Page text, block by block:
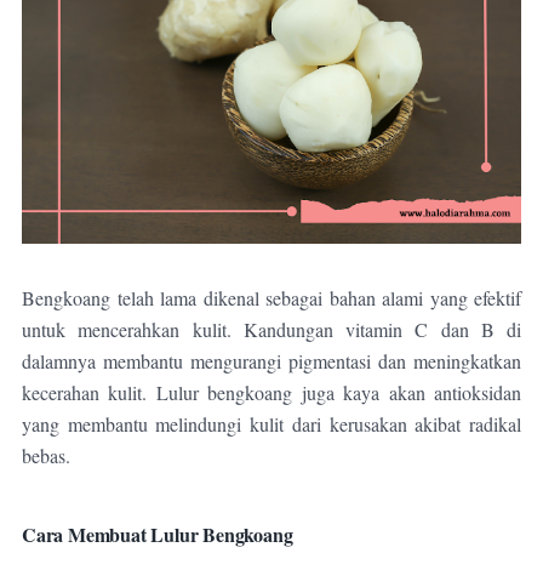
Bengkoang telah lama dikenal sebagai bahan alami yang efektif
untuk mencerahkan kulit. Kandungan vitamin C dan B di
dalamnya membantu mengurangi pigmentasi dan meningkatkan
kecerahan kulit. Lulur bengkoang juga kaya akan antioksidan
yang membantu melindungi kulit dari kerusakan akibat radikal
bebas.
Cara Membuat Lulur Bengkoang